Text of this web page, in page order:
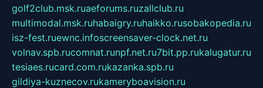
golf2club.msk.ruaeforums.ruzallclub.ru
multimodal.msk.ruhabaigry.ruhaikko.rusobakopedia.ru
isz-fest.ruewnc.infoscreensaver-clock.net.ru
volnav.spb.rucomnat.runpf.net.ru7bit.pp.rukalugatur.ru
tesiaes.rucard.com.rukazanka.spb.ru
gildiya-kuznecov.rukameryboavision.ru